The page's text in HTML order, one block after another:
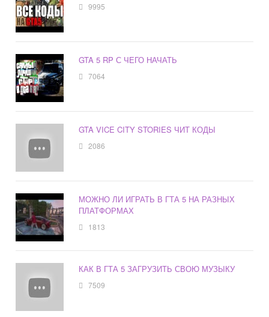
9995
GTA 5 RP С ЧЕГО НАЧАТЬ
7064
GTA VICE CITY STORIES ЧИТ КОДЫ
2086
МОЖНО ЛИ ИГРАТЬ В ГТА 5 НА РАЗНЫХ
ПЛАТФОРМАХ
1813
КАК В ГТА 5 ЗАГРУЗИТЬ СВОЮ МУЗЫКУ
7509